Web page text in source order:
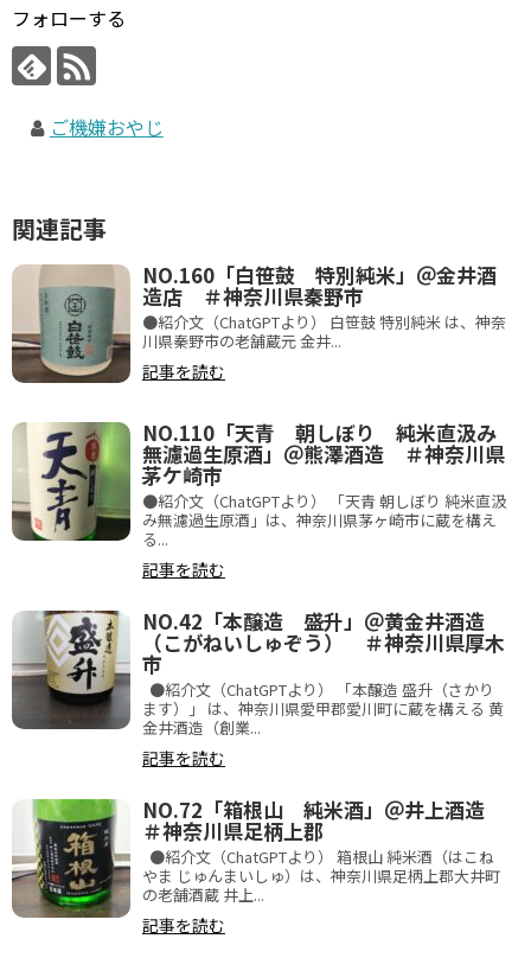
フォローする
ご機嫌おやじ
関連記事
NO.160「白笹鼓 特別純米」＠金井酒
造店 ＃神奈川県秦野市
●紹介文（ChatGPTより） 白笹鼓 特別純米 は、神奈
川県秦野市の老舗蔵元 金井...
記事を読む
NO.110「天青 朝しぼり 純米直汲み
無濾過生原酒」＠熊澤酒造 ＃神奈川県
茅ケ崎市
●紹介文（ChatGPTより） 「天青 朝しぼり 純米直汲
み無濾過生原酒」は、神奈川県茅ヶ崎市に蔵を構え
る...
記事を読む
NO.42「本醸造 盛升」＠黄金井酒造
（こがねいしゅぞう） ＃神奈川県厚木
市
●紹介文（ChatGPTより） 「本醸造 盛升（さかり
ます）」 は、神奈川県愛甲郡愛川町に蔵を構える 黄
金井酒造（創業...
記事を読む
NO.72「箱根山 純米酒」＠井上酒造
＃神奈川県足柄上郡
●紹介文（ChatGPTより） 箱根山 純米酒（はこね
やま じゅんまいしゅ）は、神奈川県足柄上郡大井町
の老舗酒蔵 井上...
記事を読む